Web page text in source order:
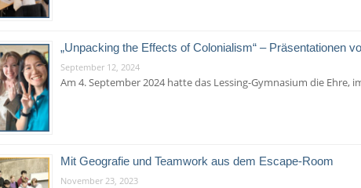
„Unpacking the Effects of Colonialism“ – Präsentationen
September 12, 2024
Am 4. September 2024 hatte das Lessing-Gymnasium die Ehre,
Mit Geografie und Teamwork aus dem Escape-Room
November 23, 2023